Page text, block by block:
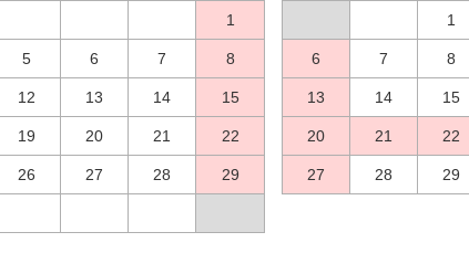
1
5 6 7 8
12 13 14 15
19 20 21 22
26 27 28 29
1
6 7 8
13 14 15
20 21 22
27 28 29